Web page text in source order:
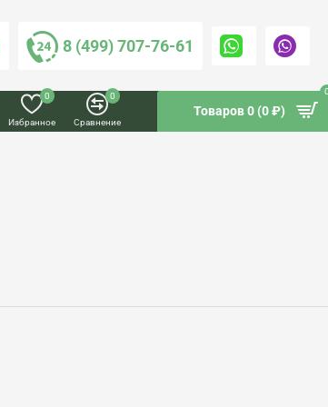
8 (499) 707-76-61
Избранное
0
Сравнение
0
Товаров 0 (0 ₽)